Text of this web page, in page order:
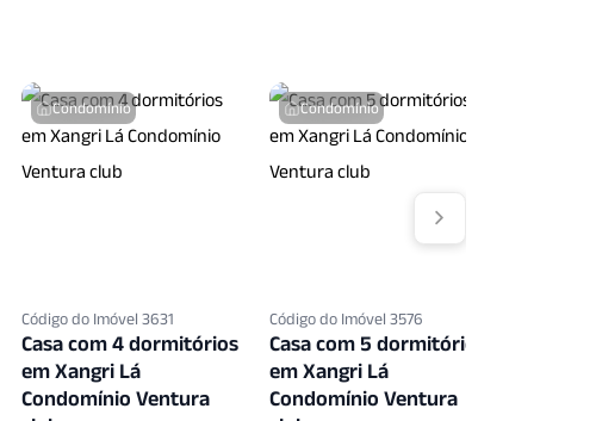
Condomínio
Código do Imóvel 3631
Casa com 4 dormitórios
em Xangri Lá
Condomínio Ventura
Condomínio
Código do Imóvel 3576
Casa com 5 dormitórios
em Xangri Lá
Condomínio Ventura